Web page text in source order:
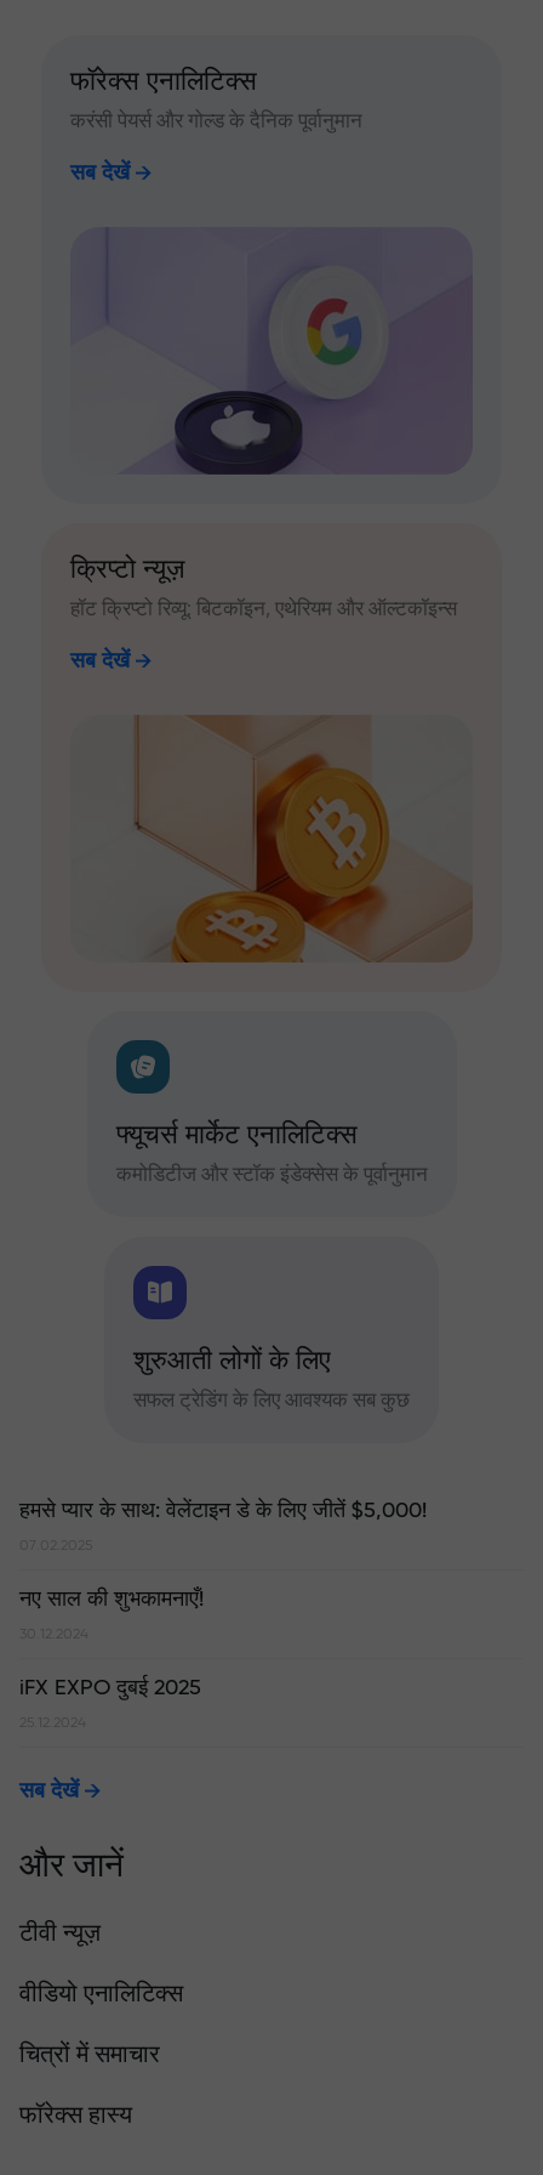
फॉरेक्स एनालिटिक्स
करंसी पेयर्स और गोल्ड के दैनिक पूर्वानुमान
सब देखें
क्रिप्टो न्यूज़
हॉट क्रिप्टो रिव्यू: बिटकॉइन, एथेरियम और ऑल्टकॉइन्स
सब देखें
फ्यूचर्स मार्केट एनालिटिक्स
कमोडिटीज और स्टॉक इंडेक्सेस के पूर्वानुमान
शुरुआती लोगों के लिए
सफल ट्रेडिंग के लिए आवश्यक सब कुछ
हमसे प्यार के साथ: वेलेंटाइन डे के लिए जीतें $5,000!
नए साल की शुभकामनाएँ!
30.12.2024
iFX EXPO दुबई 2025
25.12.2024
सब देखें
और जानें
टीवी न्यूज़
वीडियो एनालिटिक्स
चित्रों में समाचार
फॉरेक्स हास्य